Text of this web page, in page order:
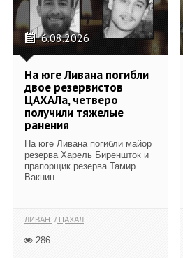
6.08.2026
На юге Ливана погибли
двое резервистов
ЦАХАЛа, четверо
получили тяжелые
ранения
На юге Ливана погибли майор
резерва Харель Биреншток и
прапорщик резерва Тамир
Вакнин.
ЛИВАН ЦАХАЛ
286